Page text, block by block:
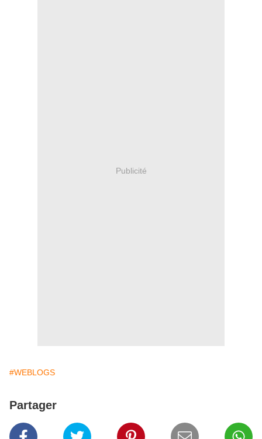
Publicité
#WEBLOGS
Partager